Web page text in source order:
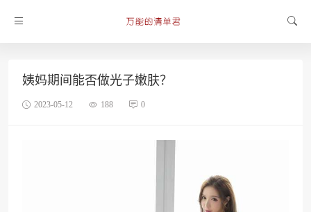
姨妈期间能否做光子嫩肤？
2023-05-12 188 0